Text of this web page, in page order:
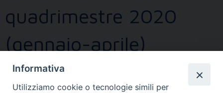
quadrimestre 2020
(gennaio-aprile)
BOLLETTINO NOVITÀ
Informativa
Utilizziamo cookie o tecnologie simili per